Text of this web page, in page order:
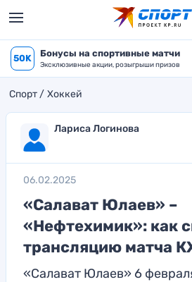
50K Бонусы на спортивные матчи
Эксклюзивные акции, розыгрыши призов
Спорт Хоккей
Лариса Логинова
06.02.2025
«Салават Юлаев» –
«Нефтехимик»: как
трансляцию матча
«Салават Юлаев» 6